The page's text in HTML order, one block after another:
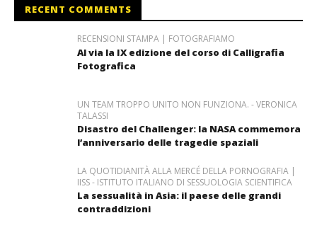
RECENT COMMENTS
RECENSIONI STAMPA | FOTOGRAFIAMO
Al via la IX edizione del corso di Calligrafia
Fotografica
UN TEAM TROPPO UNITO NON FUNZIONA. - VERONICA
TALASSI
Disastro del Challenger: la NASA commemora
l’anniversario delle tragedie spaziali
LA QUOTIDIANITÀ ALLA MERCÉ DELLA PORNOGRAFIA |
IISS - ISTITUTO ITALIANO DI SESSUOLOGIA SCIENTIFICA
La sessualità in Asia: il paese delle grandi
contraddizioni